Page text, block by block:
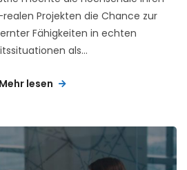
Projekten die Chance zur
Fähigkeiten in echten
als...
Mehr lesen